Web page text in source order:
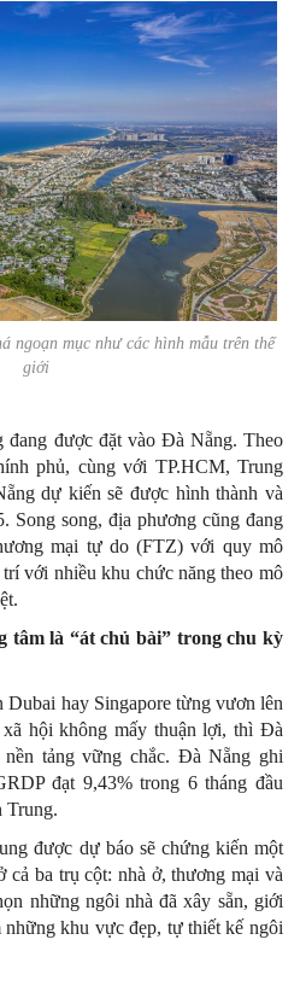
ngoạn mục như các hình mẫu trên thế
giới
được đặt vào Đà Nẵng. Theo
phủ, cùng với TP.HCM, Trung
dự kiến sẽ được hình thành và
Song song, địa phương cũng đang
mại tự do (FTZ) với quy mô
với nhiều khu chức năng theo mô
tâm là “át chủ bài” trong chu kỳ
Dubai hay Singapore từng vươn lên
hội không mấy thuận lợi, thì Đà
tảng vững chắc. Đà Nẵng ghi
đạt 9,43% trong 6 tháng đầu
Trung.
được dự báo sẽ chứng kiến một
cả ba trụ cột: nhà ở, thương mại và
những ngôi nhà đã xây sẵn, giới
khu vực đẹp, tự thiết kế ngôi